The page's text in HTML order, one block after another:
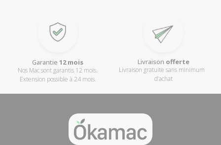
Garantie 12 mois
Nos Mac sont garantis 12 mois.
Extension possible à 24 mois.
Livraison offerte
Livraison gratuite sans minimum
d’achat